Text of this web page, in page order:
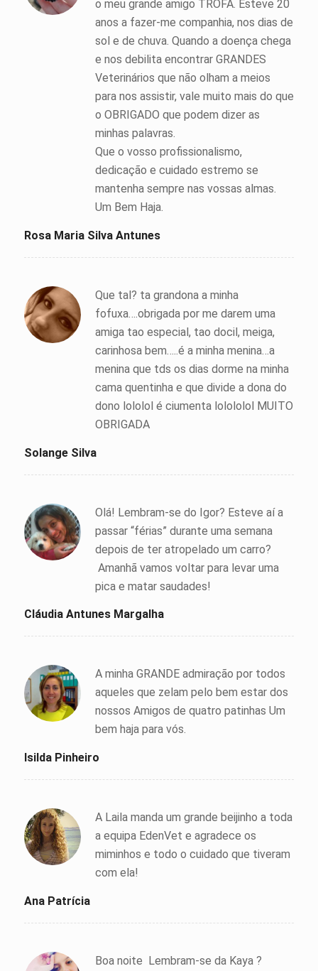
o meu grande amigo TROFA. Esteve 20
anos a fazer-me companhia, nos dias de
sol e de chuva. Quando a doença chega
e nos debilita encontrar GRANDES
Veterinários que não olham a meios
para nos assistir, vale muito mais do que
o OBRIGADO que podem dizer as
minhas palavras.
Que o vosso profissionalismo,
dedicação e cuidado estremo se
mantenha sempre nas vossas almas.
Um Bem Haja.
Rosa Maria Silva Antunes
Que tal? ta grandona a minha
fofuxa….obrigada por me darem uma
amiga tao especial, tao docil, meiga,
carinhosa bem…..é a minha menina…a
menina que tds os dias dorme na minha
cama quentinha e que divide a dona do
dono lololol é ciumenta lolololol MUITO
OBRIGADA
Solange Silva
Olá! Lembram-se do Igor? Esteve aí a
passar “férias” durante uma semana
depois de ter atropelado um carro?
Amanhã vamos voltar para levar uma
pica e matar saudades!
Cláudia Antunes Margalha
A minha GRANDE admiração por todos
aqueles que zelam pelo bem estar dos
nossos Amigos de quatro patinhas Um
bem haja para vós.
Isilda Pinheiro
A Laila manda um grande beijinho a toda
a equipa EdenVet e agradece os
miminhos e todo o cuidado que tiveram
com ela!
Ana Patrícia
Boa noite Lembram-se da Kaya ?